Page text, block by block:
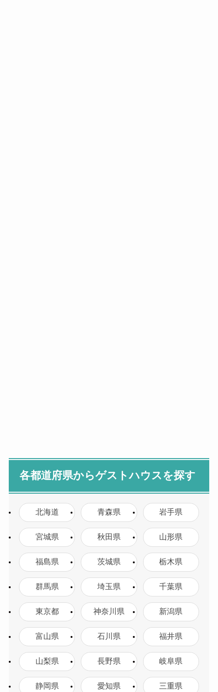
各都道府県からゲストハウスを探す
北海道 青森県 岩手県
宮城県 秋田県 山形県
福島県 茨城県 栃木県
群馬県 埼玉県 千葉県
東京都 神奈川県 新潟県
富山県 石川県 福井県
山梨県 長野県 岐阜県
静岡県 愛知県 三重県